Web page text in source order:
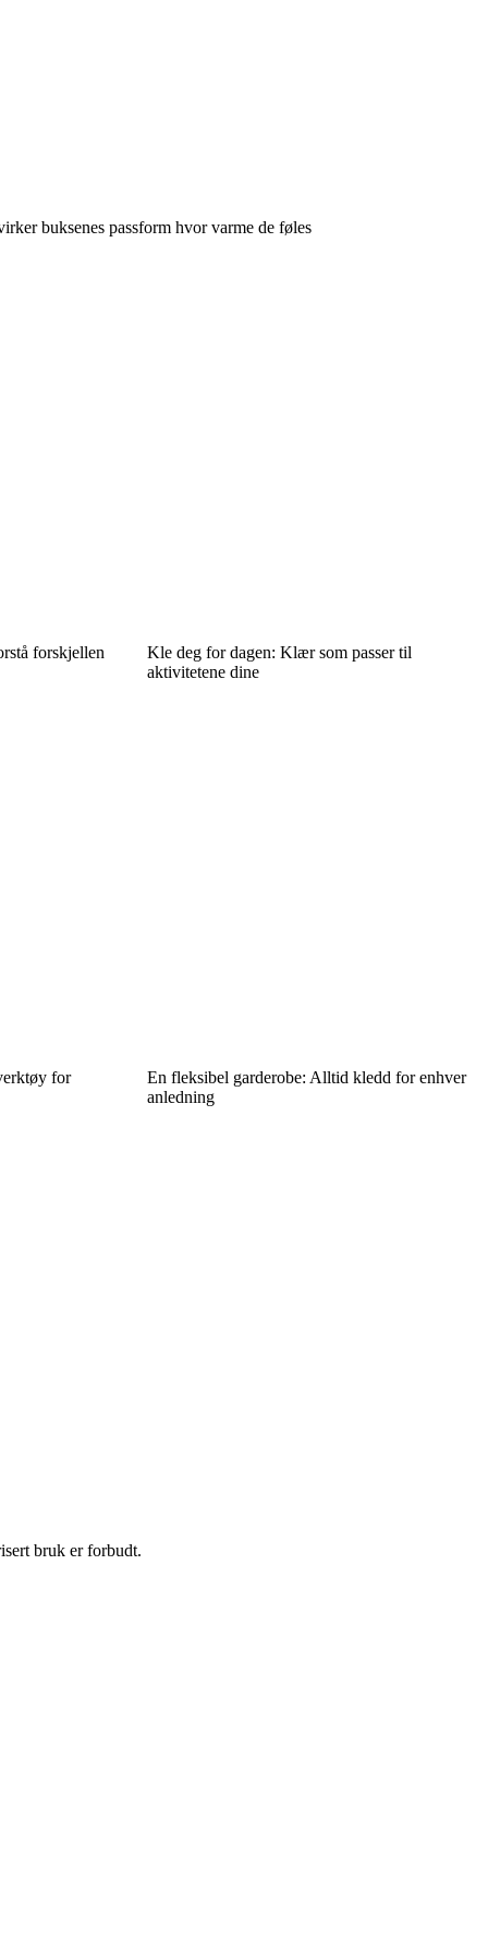
buksenes passform hvor varme de føles
forskjellen
Kle deg for dagen: Klær som passer til
aktivitetene dine
for
En fleksibel garderobe: Alltid kledd for enhver
anledning
bruk er forbudt.